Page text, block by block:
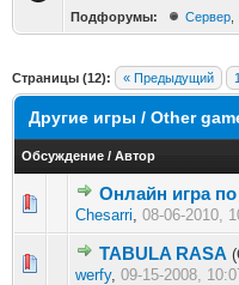
Подфорумы: Сервер
Страницы (12): « Предыдущий 1
Другие игры / Other
Обсуждение / Автор
Онлайн игра
Chesarri, 08-06-2010,
0 голос(ов) - 0 из
12
TABULA RASA
werfy, 09-15-2008,
0 голос(ов) - 0 из
1 2